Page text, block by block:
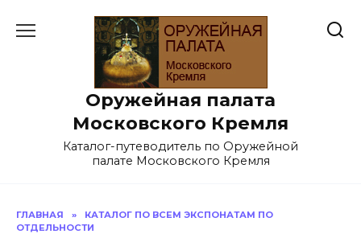
Оружейная палата
Московского Кремля
Каталог-путеводитель по Оружейной
палате Московского Кремля
ГЛАВНАЯ »
КАТАЛОГ ПО ВСЕМ ЭКСПОНАТАМ ПО
ОТДЕЛЬНОСТИ